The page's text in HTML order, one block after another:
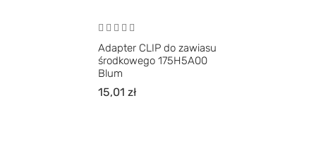
Adapter CLIP do zawiasu
środkowego 175H5A00
Blum
15,01zł